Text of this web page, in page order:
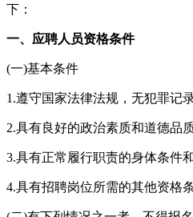
下：
一、应聘人员资格条件
(一)基本条件
1.遵守国家法律法规，无犯罪记
2.具有良好的政治素质和道德品
3.具有正常履行职责的身体条件
4.具有招聘岗位所需的其他资格